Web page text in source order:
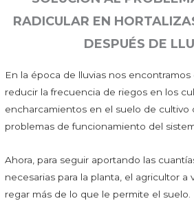
RADICULAR EN
DESPUÉS DE
En la época de lluvias nos
reducir la frecuencia de riegos en los
encharcamientos en el suelo de cultivo
problemas de funcionamiento del
Ahora, para seguir aportando las
necesarias para la planta, el agricultor a
regar más de lo que le permite el suelo.